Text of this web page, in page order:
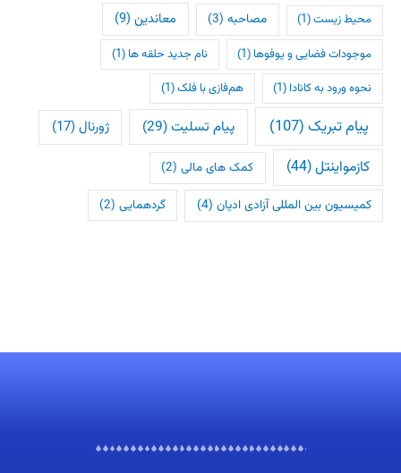
محیط زیست(1) مصاحبه(3) معاندین(9)
موجودات فضایی و یوفوها (1) نام جدید حلقه ها (1)
نحوه ورود به کانادا (1) هم‌فازی با فلک(1)
پیام تبریک(107) پیام تسلیت(29) ژورنال(17)
کازمواینتل(44) کمک های مالی(2)
کمیسیون بین المللی آزادی ادیان (4) گردهمایی(2)